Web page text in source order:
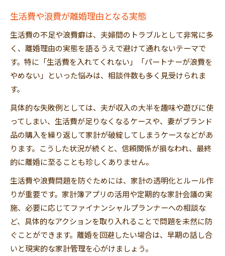
生活費や浪費が離婚理由となる実態
生活費の不足や浪費癖は、夫婦間のトラブルとして非常に多
く、離婚理由の実態を語るうえで避けて通れないテーマで
す。特に「生活費を入れてくれない」「パートナーが浪費を
やめない」といった悩みは、相談件数も多く見受けられま
す。
具体的な失敗例としては、夫が収入の大半を趣味や遊びに使
ってしまい、生活費が足りなくなるケースや、妻がブランド
品の購入を繰り返して家計が破綻してしまうケースなどがあ
ります。こうした状況が続くと、信頼関係が損なわれ、最終
的に離婚に至ることも珍しくありません。
生活費や浪費問題を防ぐためには、家計の透明化とルール作
りが重要です。家計簿アプリの活用や定期的な家計会議の実
施、必要に応じてファイナンシャルプランナーへの相談な
ど、具体的なアクションを取り入れることで問題を未然に防
ぐことができます。離婚を回避したい場合は、早期の話し合
いと現実的な家計管理を心がけましょう。